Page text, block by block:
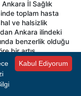
İl Sağlık
toplam hasta
ve halsizlik
Ankara ilindeki
benzerlik olduğu
bir artış
Kabul Ediyorum